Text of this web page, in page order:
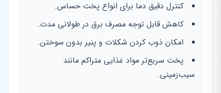
کنترل دقیق دما برای انواع پخت حساس.
کاهش قابل توجه مصرف برق در طولانی مدت.
امکان ذوب کردن شکلات و پنیر بدون سوختن.
پخت سریع‌تر مواد غذایی متراکم مانند
سیب‌زمینی.